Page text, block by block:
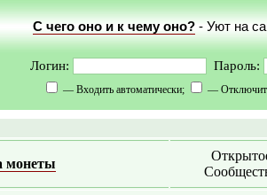
С чего оно и к чему оно?- Уют на
Логин: Пароль:
— Входить автоматически; —
монеты